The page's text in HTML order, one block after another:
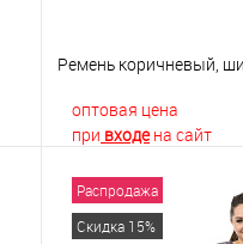
Ремень коричневый,
оптовая цена
при входена сайт
В
Распродажа
Скидка 15%